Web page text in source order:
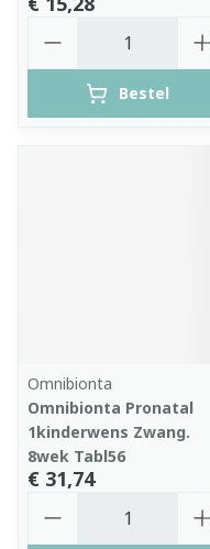
Bestel
Omnibionta
Omnibionta Pronatal
1kinderwens Zwang.
8wek Tabl56
€ 31,74